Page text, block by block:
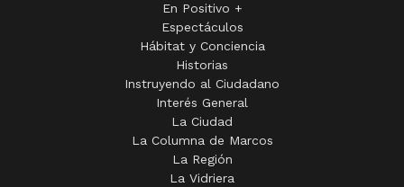
En Positivo +
Espectáculos
Hábitat y Conciencia
Historias
Instruyendo al Ciudadano
Interés General
La Ciudad
La Columna de Marcos
La Región
La Vidriera